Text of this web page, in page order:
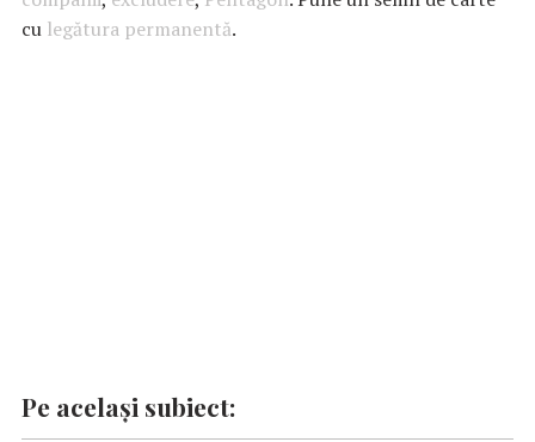
o A r dI
cu legătura permanentă.
Pe același subiect: